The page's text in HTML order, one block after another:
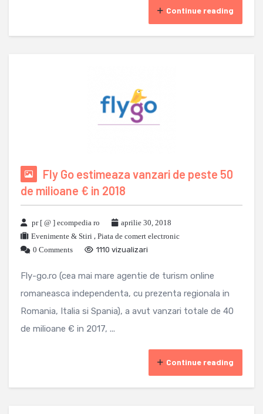
Continue reading
Fly Go estimeaza vanzari de peste 50
de milioane € in 2018
pr [ @ ] ecompedia ro
aprilie 30, 2018
Evenimente & Stiri , Piata de comert electronic
0 Comments
1110 vizualizari
Fly-go.ro (cea mai mare agentie de turism online
romaneasca independenta, cu prezenta regionala in
Romania, Italia si Spania), a avut vanzari totale de 40
de milioane € in 2017, ...
Continue reading